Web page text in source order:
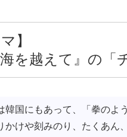
】
を越えて』の
国にもあって、「拳のよ
かけや刻みのり、たくあ